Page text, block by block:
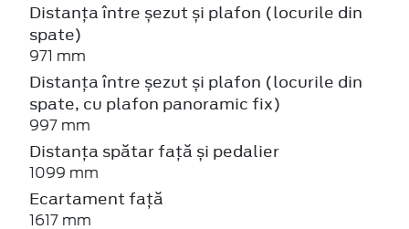
Distanța între șezut și plafon (locurile din
spate)
971 mm
Distanța între șezut și plafon (locurile din
spate, cu plafon panoramic fix)
997 mm
Distanța spătar față și pedalier
1099 mm
Ecartament față
1617 mm